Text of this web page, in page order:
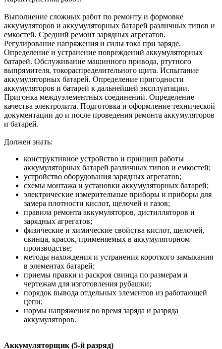
Выполнение сложных работ по ремонту и формовке
аккумуляторов и аккумуляторных батарей различных типов и
емкостей. Средний ремонт зарядных агрегатов.
Регулирование напряжения и силы тока при заряде.
Определение и устранение повреждений аккумуляторных
батарей. Обслуживание машинного привода, ртутного
выпрямителя, токораспределительного щита. Испытание
аккумуляторных батарей. Определение пригодности
аккумуляторов и батарей к дальнейшей эксплуатации.
Пригонка междуэлементных соединений. Определение
качества электролита. Подготовка и оформление технической
документации до и после проведения ремонта аккумуляторов
и батарей.
Должен знать:
конструктивное устройство и принцип работы
аккумуляторных батарей различных типов и емкостей;
устройство оборудования зарядных агрегатов;
схемы монтажа и установки аккумуляторных батарей;
электрические измерительные приборы и приборы для
замера плотности кислот, щелочей и газов;
правила ремонта аккумуляторов, дистилляторов и
зарядных агрегатов;
физические и химические свойства кислот, щелочей,
свинца, красок, применяемых в аккумуляторном
производстве;
методы нахождения и устранения короткого замыкания
в элементах батарей;
приемы правки и раскроя свинца по размерам и
чертежам для изготовления рубашки;
порядок вывода отдельных элементов из работающей
цепи;
нормы напряжения во время заряда и разряда
аккумуляторов.
Аккумуляторщик (5-й разряд)